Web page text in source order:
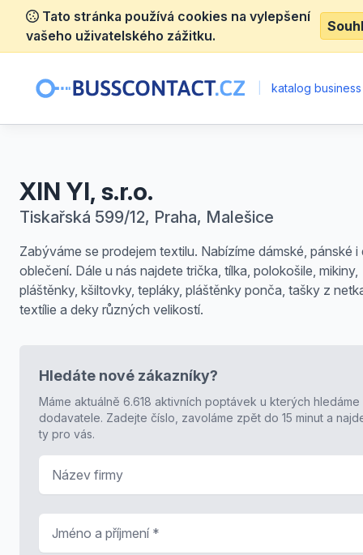
Tato stránka používá cookies na vylepšení
vašeho uživatelského zážitku.
katalog
XIN YI, s.r.o.
Tiskařská 599/12, Praha, Malešice
Zabýváme se prodejem textilu. Nabízíme dámské, pánské i
oblečení. Dále u nás najdete trička, tílka, polokošile, mikiny,
pláštěnky, kšiltovky, tepláky, pláštěnky ponča, tašky z
textílie a deky různých velikostí.
Hledáte nové zákazníky?
Máme aktuálně 6.618 aktivních poptávek u kterých hledáme
dodavatele. Zadejte číslo, zavoláme zpět do 15 minut a
ty pro vás.